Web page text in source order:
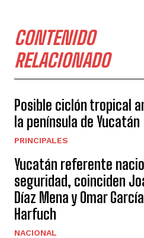
CONTENIDO
RELACIONADO
Posible ciclón tropical
la península de Yucatán
PRINCIPALES
Yucatán referente
seguridad, coinciden
Díaz Mena y Omar García
Harfuch
NACIONAL